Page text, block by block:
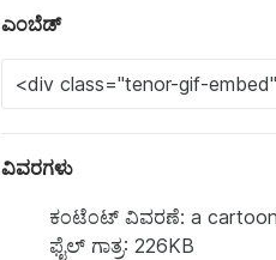
ಎಂಬೆಡ್
ವಿವರಗಳು
ಕಂಟೆಂಟ್‌ ವಿವರಣೆ: a cartoon
ಫೈಲ್ ಗಾತ್ರ: 226KB